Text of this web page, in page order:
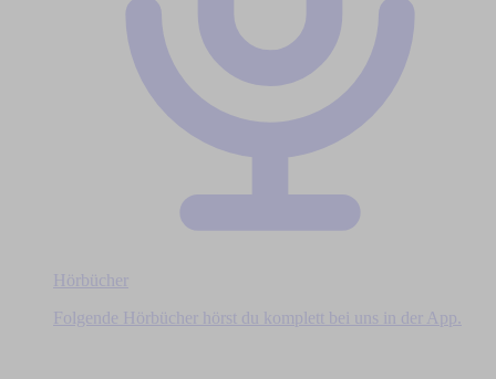
Hörbücher
Folgende Hörbücher hörst du komplett bei uns in der App.